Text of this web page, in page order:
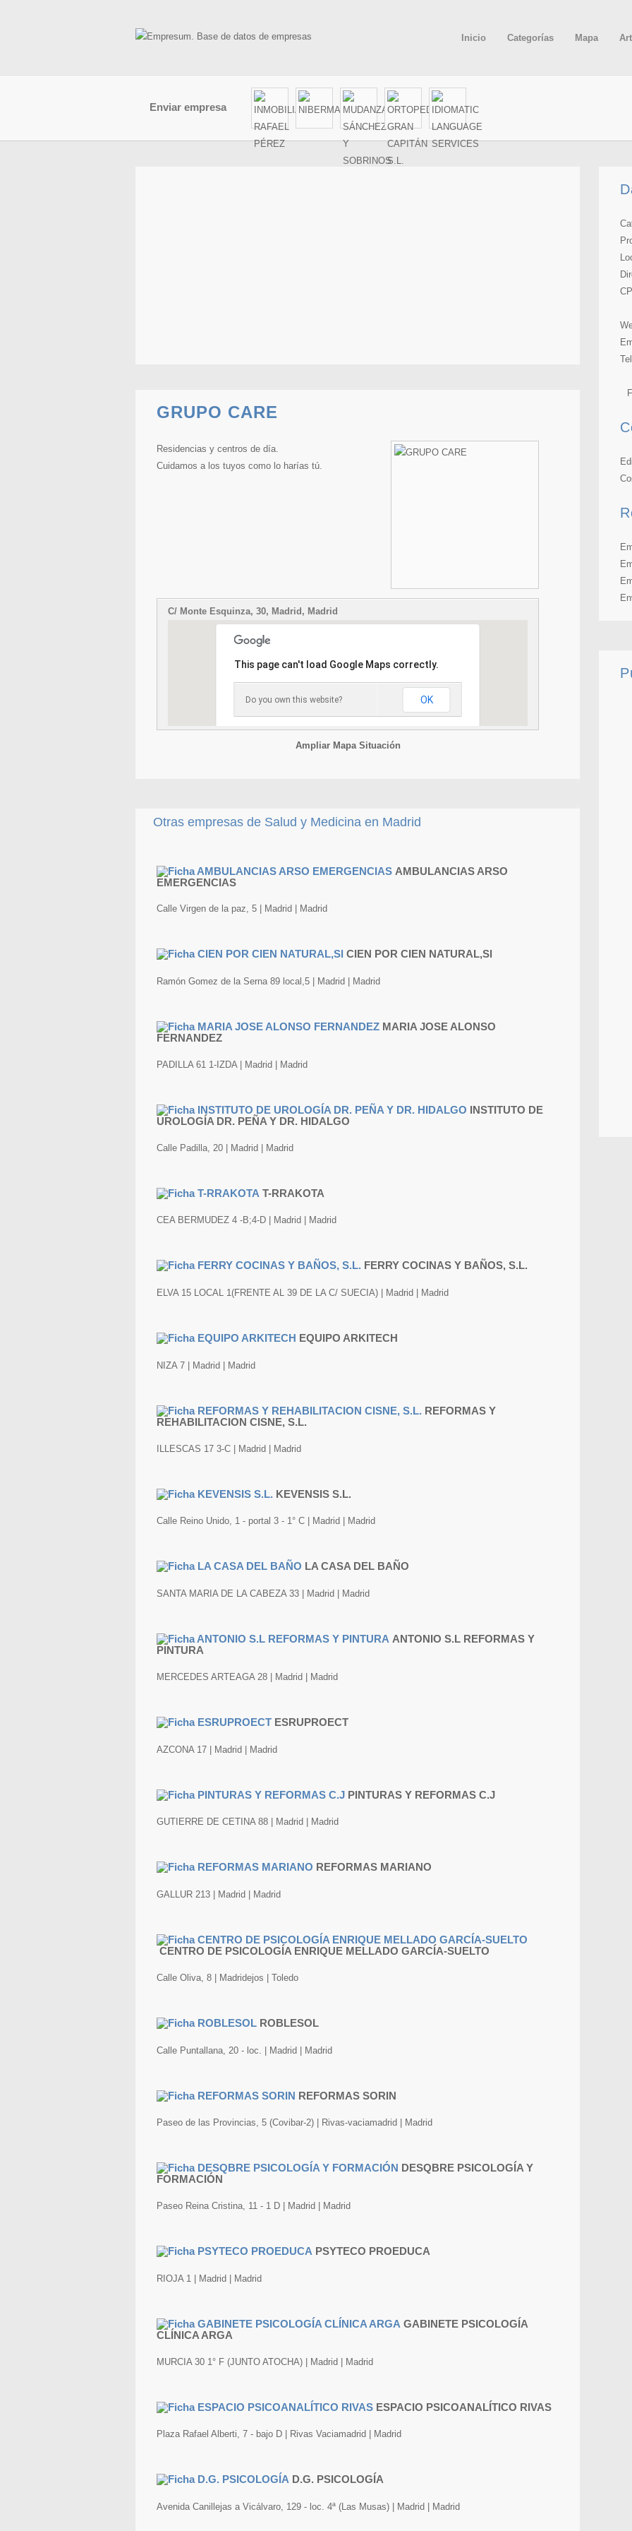
Inicio Categorías Mapa
Enviar empresa
GRUPO CARE
Residencias y centros de día.
Cuidamos a los tuyos como lo harías tú.
C/ Monte Esquinza, 30, Madrid, Madrid
This page can't load Google Maps correctly.
Do you own this website? OK
Ampliar Mapa Situación
Otras empresas de Salud y Medicina en Madrid
AMBULANCIAS ARSO
EMERGENCIAS
Calle Virgen de la paz, 5 | Madrid | Madrid
CIEN POR CIEN NATURAL,Sl
Ramón Gomez de la Serna 89 local,5 | Madrid | Madrid
MARIA JOSE ALONSO
FERNANDEZ
PADILLA 61 1-IZDA | Madrid | Madrid
INSTITUTO DE
UROLOGÍA DR. PEÑA Y DR. HIDALGO
Calle Padilla, 20 | Madrid | Madrid
T-RRAKOTA
CEA BERMUDEZ 4 -B;4-D | Madrid | Madrid
FERRY COCINAS Y BAÑOS, S.L.
ELVA 15 LOCAL 1(FRENTE AL 39 DE LA C/ SUECIA) | Madrid | Madrid
EQUIPO ARKITECH
NIZA 7 | Madrid | Madrid
REFORMAS Y
REHABILITACION CISNE, S.L.
ILLESCAS 17 3-C | Madrid | Madrid
KEVENSIS S.L.
Calle Reino Unido, 1 - portal 3 - 1° C | Madrid | Madrid
LA CASA DEL BAÑO
SANTA MARIA DE LA CABEZA 33 | Madrid | Madrid
ANTONIO S.L REFORMAS Y
PINTURA
MERCEDES ARTEAGA 28 | Madrid | Madrid
ESRUPROECT
AZCONA 17 | Madrid | Madrid
PINTURAS Y REFORMAS C.J
GUTIERRE DE CETINA 88 | Madrid | Madrid
REFORMAS MARIANO
GALLUR 213 | Madrid | Madrid
CENTRO DE PSICOLOGÍA ENRIQUE MELLADO GARCÍA-SUELTO
Calle Oliva, 8 | Madridejos | Toledo
ROBLESOL
Calle Puntallana, 20 - loc. | Madrid | Madrid
REFORMAS SORIN
Paseo de las Provincias, 5 (Covibar-2) | Rivas-vaciamadrid | Madrid
DESQBRE PSICOLOGÍA Y
FORMACIÓN
Paseo Reina Cristina, 11 - 1 D | Madrid | Madrid
PSYTECO PROEDUCA
RIOJA 1 | Madrid | Madrid
GABINETE PSICOLOGÍA
CLÍNICA ARGA
MURCIA 30 1° F (JUNTO ATOCHA) | Madrid | Madrid
ESPACIO PSICOANALÍTICO RIVAS
Plaza Rafael Alberti, 7 - bajo D | Rivas Vaciamadrid | Madrid
D.G. PSICOLOGÍA
Avenida Canillejas a Vicálvaro, 129 - loc. 4ª (Las Musas) | Madrid | Madrid